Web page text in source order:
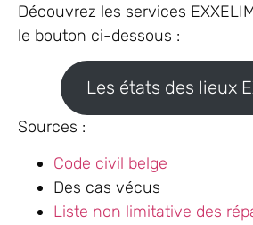
Découvrez les services
le bouton ci-dessous :
Les états des lieux
Sources :
Code civil belge
Des cas vécus
Liste non limitative des